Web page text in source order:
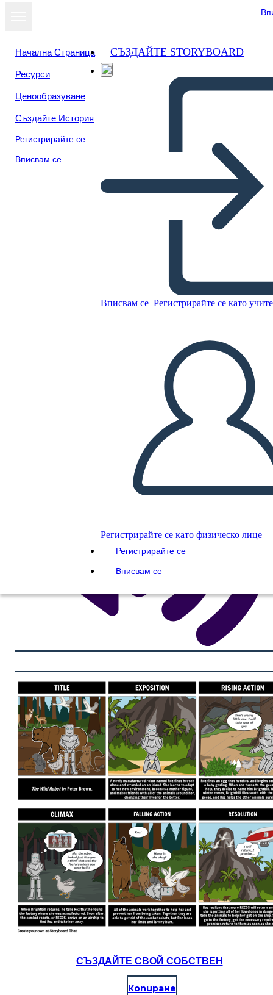
Начална Страница
Ресурси
Ценообразуване
Създайте История
Регистрирайте се
Вписвам се
СЪЗДАЙТЕ STORYBOARD
Вписвам се Регистрирайте се като
Регистрирайте се като физическо лице
Регистрирайте се
Вписвам се
Резюме Дикого Робота
СЪЗДАЙТЕ СЦЕНАРИЙ
ПУСКАНЕ НА СЛАЙДШОУ
ЧЕТИ МИ
Преглед като
слайдшоу
СЪЗДАЙТЕ СВОЙ СОБСТВЕН
Копиране